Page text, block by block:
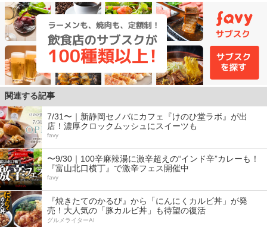
関連する記事
7/31〜｜新静岡セノバにカフェ『けのひ堂ラボ』が出
店！濃厚クロックムッシュにスイーツも
favy
〜9/30｜100辛麻辣湯に激辛超えの“インド辛”カレーも！
『富山北口横丁』で激辛フェス開催中
favy
『焼きたてのかるび』から「にんにくカルビ丼」が発
売！大人気の「豚カルビ丼」も待望の復活
グルメライターAI